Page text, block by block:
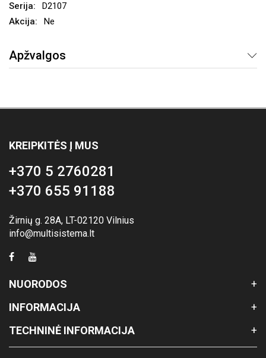
D2107
Ne
Apžvalgos
KREIPKITĖS Į MUS
+370 5 2760281
+370 655 91188
Žirnių g. 28A, LT-02120 Vilnius
info@multisistema.lt
NUORODOS
INFORMACIJA
TECHNINĖ INFORMACIJA